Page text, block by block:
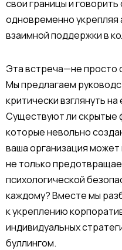
свои границы и
одновременно укрепляя
взаимной поддержки в
Эта встреча—не просто
Мы предлагаем
критически взглянуть
Существуют ли скрытые
которые невольно
ваша организация может
не только
психологической
каждому? Вместе мы
к укреплению
индивидуальных
буллингом.